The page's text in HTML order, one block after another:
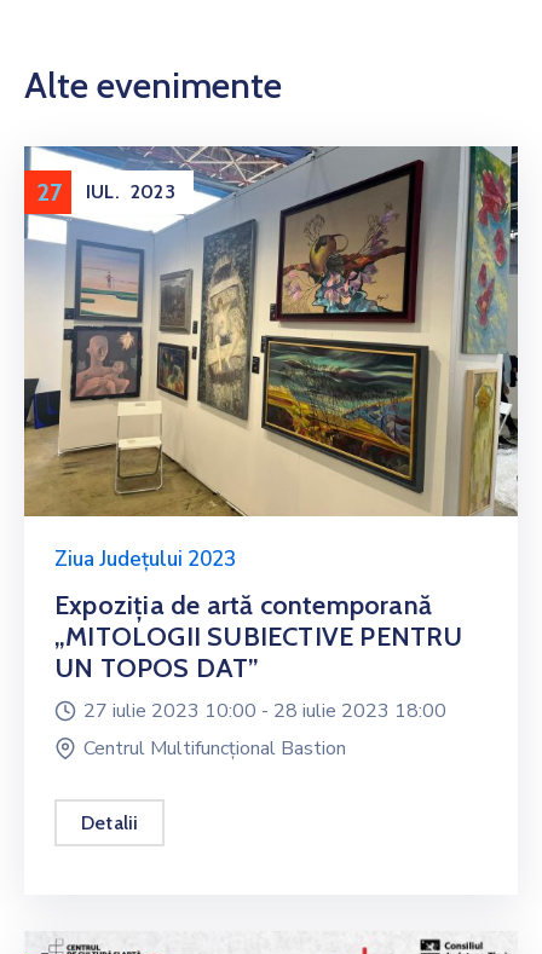
Alte evenimente
27 IUL. 2023
Ziua Județului 2023
Expoziția de artă contemporană
„MITOLOGII SUBIECTIVE PENTRU
UN TOPOS DAT”
27 iulie 2023 10:00 - 28 iulie 2023 18:00
Centrul Multifuncțional Bastion
Detalii